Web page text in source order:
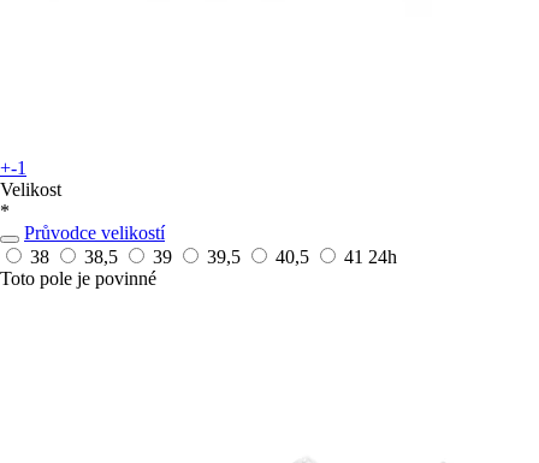
+-1
Velikost
*
Průvodce velikostí
38
38,5 39 39,5 40,5 41 24h
Toto pole je povinné